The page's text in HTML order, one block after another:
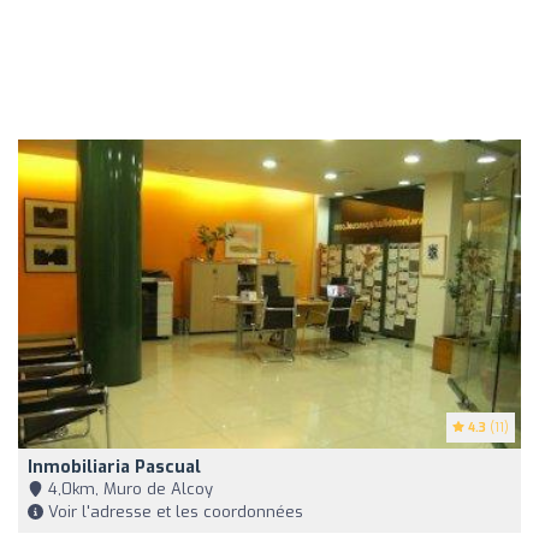
4.3 (11)
Inmobiliaria Pascual
4,0km, Muro de Alcoy
Voir l'adresse et les coordonnées